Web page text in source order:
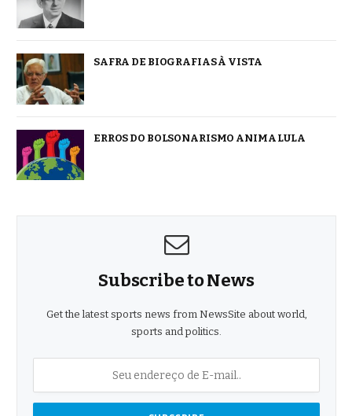
SAFRA DE BIOGRAFIAS À VISTA
ERROS DO BOLSONARISMO ANIMA LULA
Subscribe to News
Get the latest sports news from NewsSite about world,
sports and politics.